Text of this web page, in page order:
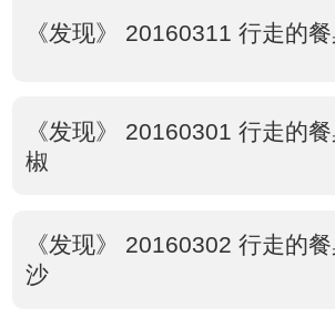
《发现》 20160311 行走的
《发现》 20160301 行走的
椒
《发现》 20160302 行走的
沙